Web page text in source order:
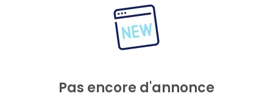
Pas encore d'annonce